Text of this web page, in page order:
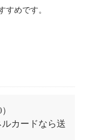
すめです。
カードなら送